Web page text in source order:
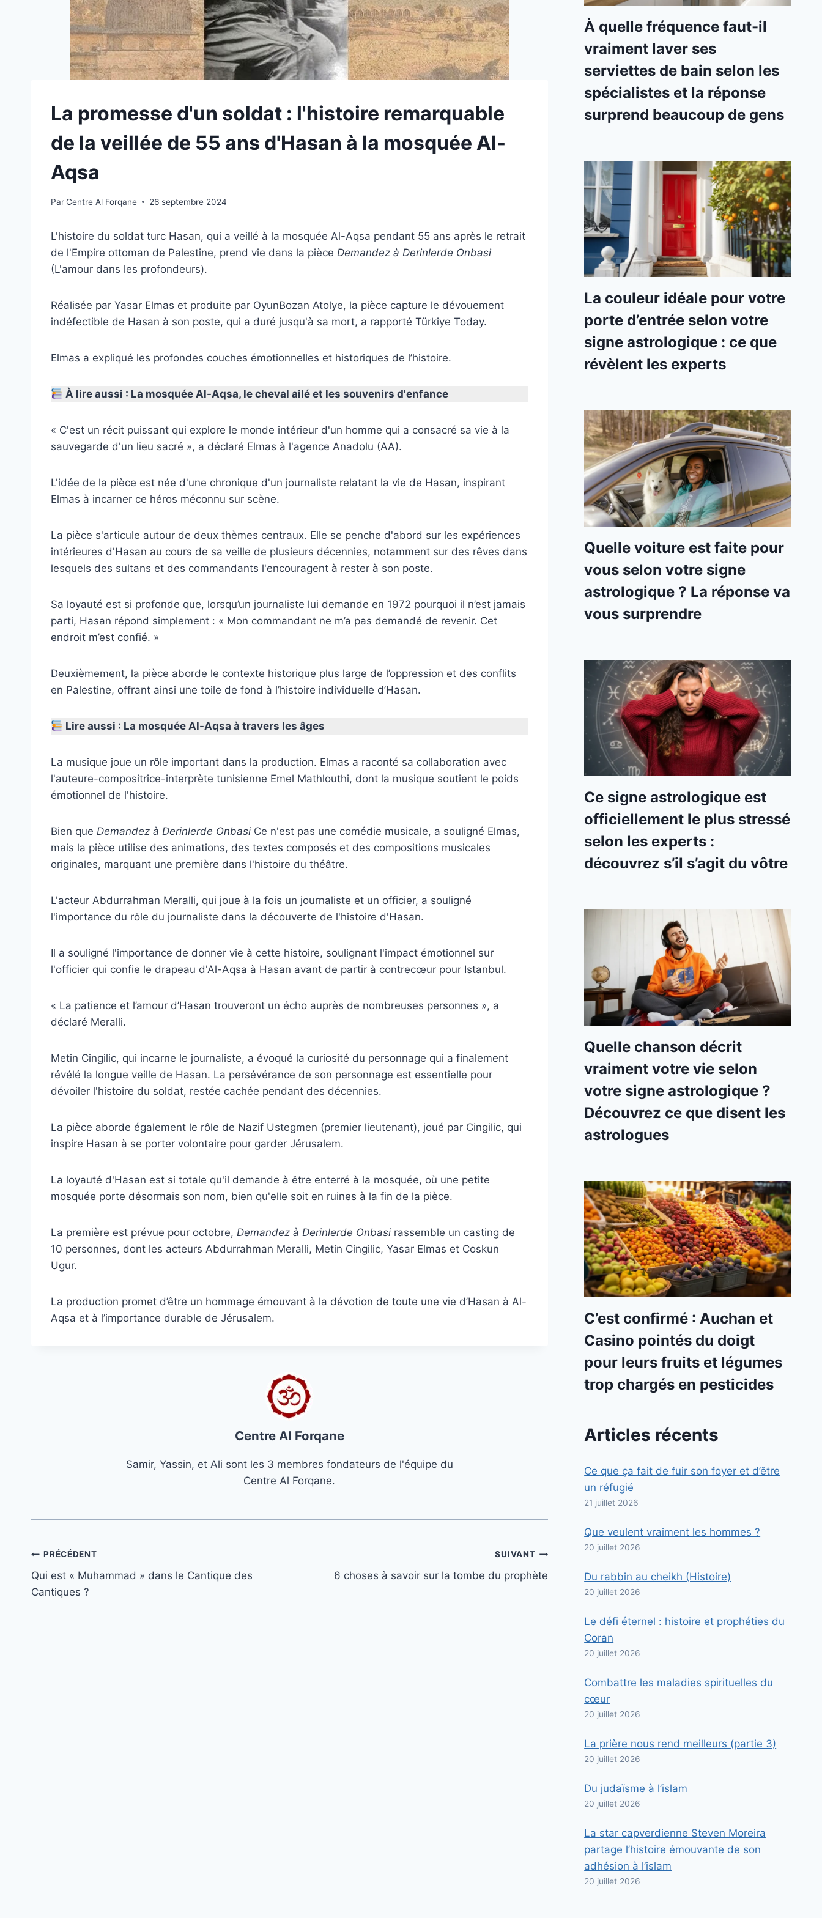
La promesse d'un soldat : ​​l'histoire remarquable
de la veillée de 55 ans d'Hasan à la mosquée Al-
Aqsa
ParCentre Al Forqane 26 septembre 2024
L'histoire du soldat turc Hasan, qui a veillé à la mosquée Al-Aqsa pendant 55 ans après le retrait
de l'Empire ottoman de Palestine, prend vie dans la pièce Demandez à Derinlerde Onbasi
(L'amour dans les profondeurs).
Réalisée par Yasar Elmas et produite par OyunBozan Atolye, la pièce capture le dévouement
indéfectible de Hasan à son poste, qui a duré jusqu'à sa mort, a rapporté Türkiye Today.
Elmas a expliqué les profondes couches émotionnelles et historiques de l’histoire.
À lire aussi : La mosquée Al-Aqsa, le cheval ailé et les souvenirs d'enfance
« C'est un récit puissant qui explore le monde intérieur d'un homme qui a consacré sa vie à la
sauvegarde d'un lieu sacré », a déclaré Elmas à l'agence Anadolu (AA).
L'idée de la pièce est née d'une chronique d'un journaliste relatant la vie de Hasan, inspirant
Elmas à incarner ce héros méconnu sur scène.
La pièce s'articule autour de deux thèmes centraux. Elle se penche d'abord sur les expériences
intérieures d'Hasan au cours de sa veille de plusieurs décennies, notamment sur des rêves dans
lesquels des sultans et des commandants l'encouragent à rester à son poste.
Sa loyauté est si profonde que, lorsqu’un journaliste lui demande en 1972 pourquoi il n’est jamais
parti, Hasan répond simplement : « Mon commandant ne m’a pas demandé de revenir. Cet
endroit m’est confié. »
Deuxièmement, la pièce aborde le contexte historique plus large de l’oppression et des conflits
en Palestine, offrant ainsi une toile de fond à l’histoire individuelle d’Hasan.
Lire aussi : La mosquée Al-Aqsa à travers les âges
La musique joue un rôle important dans la production. Elmas a raconté sa collaboration avec
l'auteure-compositrice-interprète tunisienne Emel Mathlouthi, dont la musique soutient le poids
émotionnel de l'histoire.
Bien que Demandez à Derinlerde Onbasi Ce n'est pas une comédie musicale, a souligné Elmas,
mais la pièce utilise des animations, des textes composés et des compositions musicales
originales, marquant une première dans l'histoire du théâtre.
L'acteur Abdurrahman Meralli, qui joue à la fois un journaliste et un officier, a souligné
l'importance du rôle du journaliste dans la découverte de l'histoire d'Hasan.
Il a souligné l'importance de donner vie à cette histoire, soulignant l'impact émotionnel sur
l'officier qui confie le drapeau d'Al-Aqsa à Hasan avant de partir à contrecœur pour Istanbul.
« La patience et l’amour d’Hasan trouveront un écho auprès de nombreuses personnes », a
déclaré Meralli.
Metin Cingilic, qui incarne le journaliste, a évoqué la curiosité du personnage qui a finalement
révélé la longue veille de Hasan. La persévérance de son personnage est essentielle pour
dévoiler l'histoire du soldat, restée cachée pendant des décennies.
La pièce aborde également le rôle de Nazif Ustegmen (premier lieutenant), joué par Cingilic, qui
inspire Hasan à se porter volontaire pour garder Jérusalem.
La loyauté d'Hasan est si totale qu'il demande à être enterré à la mosquée, où une petite
mosquée porte désormais son nom, bien qu'elle soit en ruines à la fin de la pièce.
La première est prévue pour octobre, Demandez à Derinlerde Onbasi rassemble un casting de
10 personnes, dont les acteurs Abdurrahman Meralli, Metin Cingilic, Yasar Elmas et Coskun
Ugur.
La production promet d’être un hommage émouvant à la dévotion de toute une vie d’Hasan à Al-
Aqsa et à l’importance durable de Jérusalem.
Centre Al Forqane
Samir, Yassin, et Ali sont les 3 membres fondateurs de l'équipe du
Centre Al Forqane.
Navigation
de
PRÉCÉDENT
Qui est « Muhammad » dans le Cantique des
Cantiques ?
SUIVANT
6 choses à savoir sur la tombe du prophète
À quelle fréquence faut-il
vraiment laver ses
serviettes de bain selon les
spécialistes et la réponse
surprend beaucoup de gens
La couleur idéale pour votre
porte d’entrée selon votre
signe astrologique : ce que
révèlent les experts
Quelle voiture est faite pour
vous selon votre signe
astrologique ? La réponse va
vous surprendre
Ce signe astrologique est
officiellement le plus stressé
selon les experts :
découvrez s’il s’agit du vôtre
Quelle chanson décrit
vraiment votre vie selon
votre signe astrologique ?
Découvrez ce que disent les
astrologues
C’est confirmé : Auchan et
Casino pointés du doigt
pour leurs fruits et légumes
trop chargés en pesticides
Articles récents
Ce que ça fait de fuir son foyer et d’être
un réfugié
21 juillet 2026
Que veulent vraiment les hommes ?
20 juillet 2026
Du rabbin au cheikh (Histoire)
20 juillet 2026
Le défi éternel : histoire et prophéties du
Coran
20 juillet 2026
Combattre les maladies spirituelles du
cœur
20 juillet 2026
La prière nous rend meilleurs (partie 3)
20 juillet 2026
Du judaïsme à l’islam
20 juillet 2026
La star capverdienne Steven Moreira
partage l’histoire émouvante de son
adhésion à l’islam
20 juillet 2026